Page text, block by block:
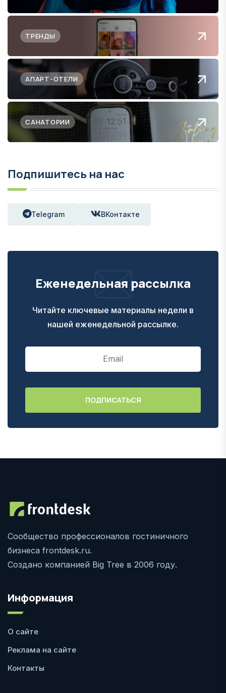
ТРЕНДЫ
АПАРТ-ОТЕЛИ
САНАТОРИИ
Подпишитесь на нас
Telegram ВКонтакте
Еженедельная рассылка
Читайте ключевые материалы недели в
нашей еженедельной рассылке.
Сообщество профессионалов гостиничного
бизнеса frontdesk.ru.
Создано компанией Big Tree в 2006 году.
Информация
О сайте
Реклама на сайте
Контакты